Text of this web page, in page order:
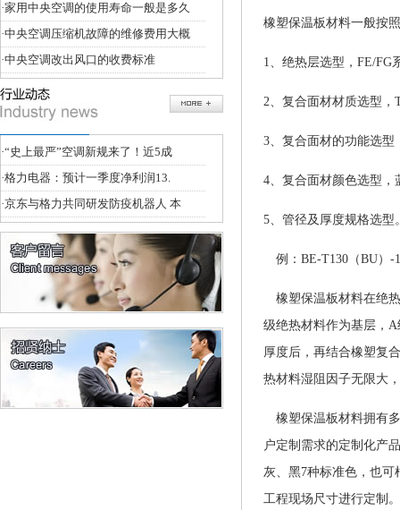
·家用中央空调的使用寿命一般是多久
·中央空调压缩机故障的维修费用大概
·中央空调改出风口的收费标准
·“史上最严”空调新规来了！近5成
·格力电器：预计一季度净利润13.
·京东与格力共同研发防疫机器人 本
橡塑保温板材料一般按
1、绝热层选型， FE/FG
2、复合面材材质选型，
3、复合面材的功能选
4、复合面材颜色选型
5、管径及厚度规格选型
例： BE-T130 （BU） -
橡塑保温板材料在绝
级绝热材料作为基层， A
厚度后，再结合橡塑复
热材料湿阻因子无限大
橡塑保温板材料拥有
户定制需求的定制化产
灰、黑7种标准色，也可
工程现场尺寸进行定制。